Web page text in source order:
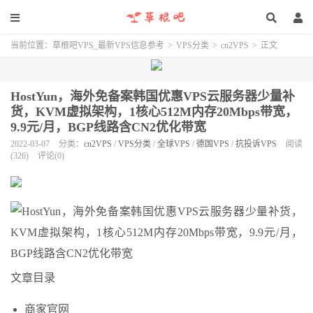
当前位置： 草根吧VPS_最新VPS信息参考 > VPS分类 > cn2VPS > 正文
HostYun，海外免备案韩国优惠VPS云服务器少量补
货，KVM虚拟架构，1核心512M内存20Mbps带宽，
9.9元/月，BGP线路含CN2优化带宽
2022-03-07 分类： cn2VPS / VPS分类 / 全球VPS / 德国VPS / 抗投诉VPS
阅读
(326)
评论(0)
文章目录
商家官网